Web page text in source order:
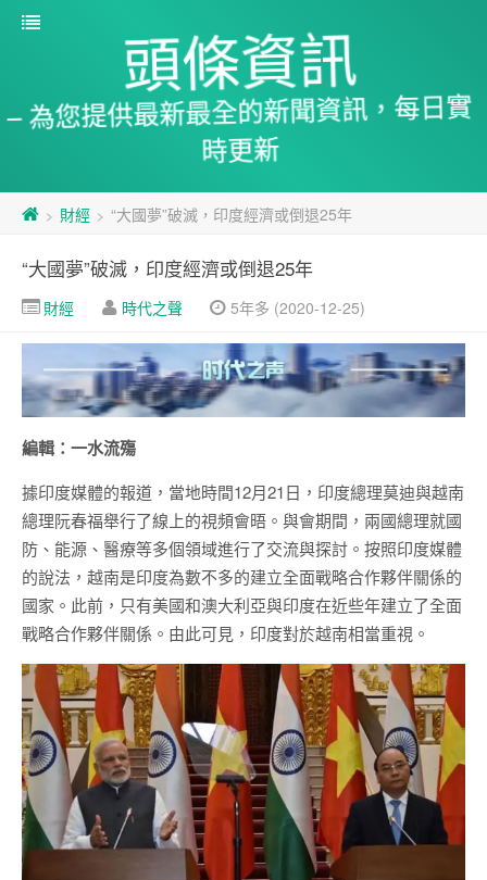
頭條資訊
– 為您提供最新最全的新聞資訊，每日實
時更新
> 財經 > “大國夢”破滅，印度經濟或倒退25年
“大國夢”破滅，印度經濟或倒退25年
財經 時代之聲 5年多 (2020-12-25)
編輯：一水流殤
據印度媒體的報道，當地時間12月21日，印度總理莫迪與越南
總理阮春福舉行了線上的視頻會晤。與會期間，兩國總理就國
防、能源、醫療等多個領域進行了交流與探討。按照印度媒體
的說法，越南是印度為數不多的建立全面戰略合作夥伴關係的
國家。此前，只有美國和澳大利亞與印度在近些年建立了全面
戰略合作夥伴關係。由此可見，印度對於越南相當重視。